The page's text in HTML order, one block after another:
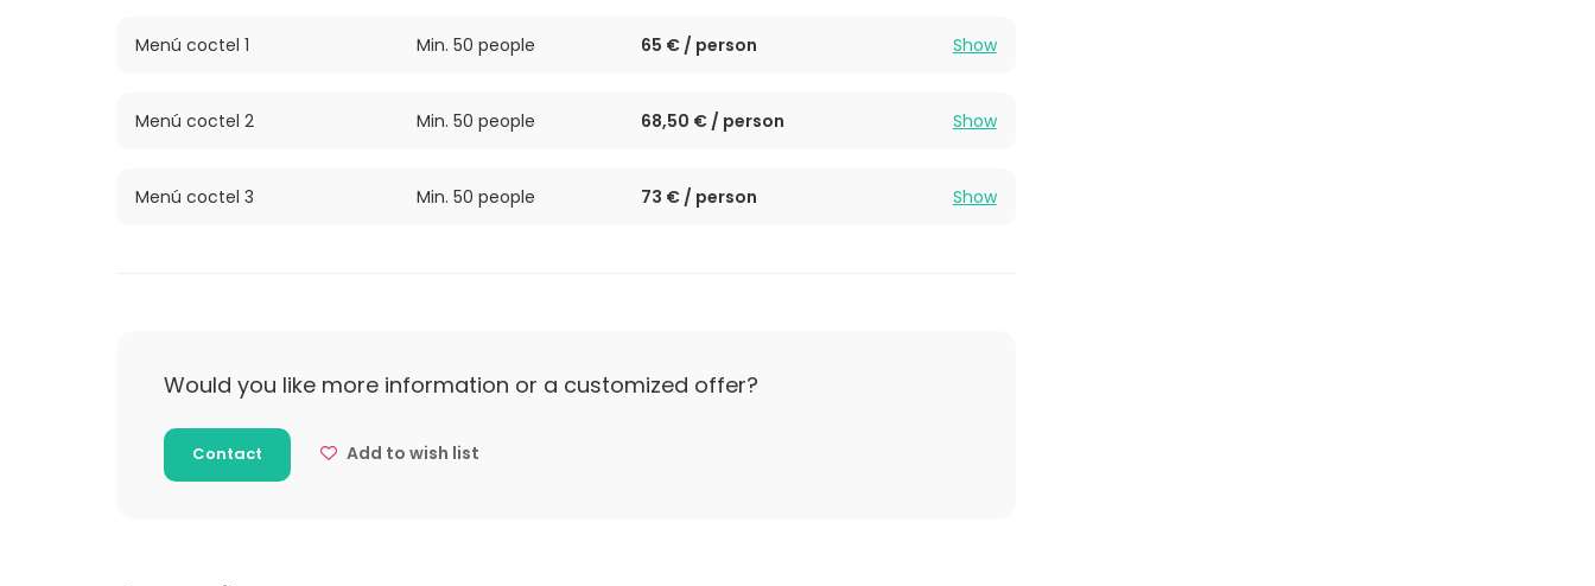
Menú coctel 1 Min. 50 people 65 € / person Show
Menú coctel 2 Min. 50 people 68,50 € / person Show
Menú coctel 3 Min. 50 people 73 € / person Show
Would you like more information or a customized offer?
Contact Add to wish list